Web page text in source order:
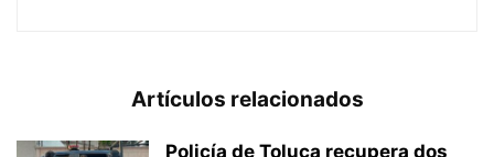
Artículos relacionados
Policía de Toluca recupera dos